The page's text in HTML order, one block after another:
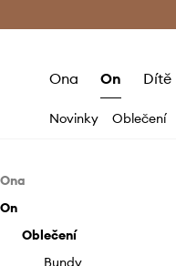
Ona On Dítě
Novinky Oblečení
Ona
Bundy
Kalhoty a legíny
Boty
Baleríny
Doplňky
On
Oblečení
Bundy